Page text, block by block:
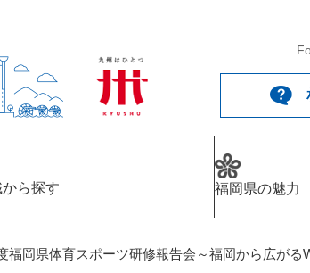
ら探す 福岡県の魅力
福岡県体育スポーツ研修報告会～福岡から広がる